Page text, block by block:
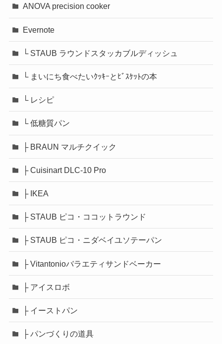
ANOVA precision cooker
Evernote
└ STAUB ラウンドスタッカブルディッシュ
└ まいにち食べたいｸｯｷｰとﾋﾞｽｹｯﾄの本
└ レシピ
└ 低糖質パン
├ BRAUN マルチクイック
├ Cuisinart DLC-10 Pro
├ IKEA
├ STAUB ピコ・ココットラウンド
├ STAUB ピコ・ニダベイユソテーパン
├ Vitantonioバラエティサンドベーカー
├ アイスロボ
├ イーストパン
├ パンづくりの道具